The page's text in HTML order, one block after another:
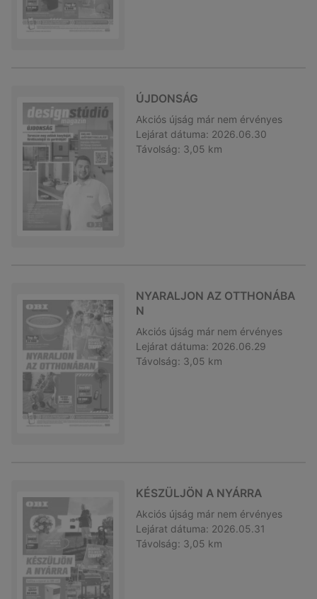
ÚJDONSÁG
Akciós újság már nem érvényes
Lejárat dátuma: 2026.06.30
Távolság: 3,05 km
NYARALJON AZ OTTHONÁBA
N
Akciós újság már nem érvényes
Lejárat dátuma: 2026.06.29
Távolság: 3,05 km
KÉSZÜLJÖN A NYÁRRA
Akciós újság már nem érvényes
Lejárat dátuma: 2026.05.31
Távolság: 3,05 km